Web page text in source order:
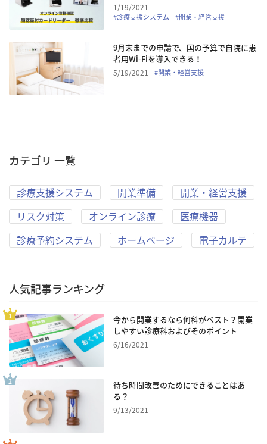
1/19/2021
#診療支援システム #開業・経営支援
9月末までの申請で、国の予算で自院に患
者用Wi-Fiを導入できる！
5/19/2021 #開業・経営支援
カテゴリ 一覧
診療支援システム 開業準備
開業・経営支援
リスク対策
オンライン診療
医療機器
診療予約システム
ホームページ 電子カルテ
人気記事ランキング
今から開業するなら何科がベスト？開業
しやすい診療科およびそのポイント
6/16/2021
待ち時間改善のためにできることはあ
る？
9/13/2021